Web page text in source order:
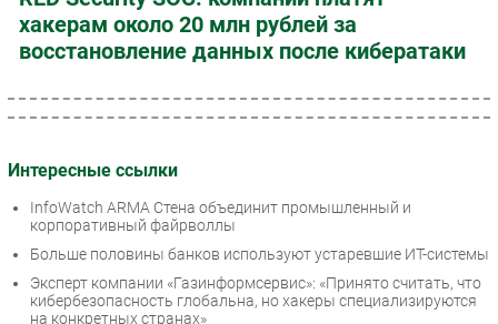
хакерам около 20 млн рублей за
восстановление данных после кибератаки
Интересные ссылки
InfoWatch ARMA Стена объединит промышленный и
корпоративный файрволлы
Больше половины банков используют устаревшие ИТ-системы
Эксперт компании «Газинформсервис»: «Принято считать, что
кибербезопасность глобальна, но хакеры специализируются
на конкретных странах»